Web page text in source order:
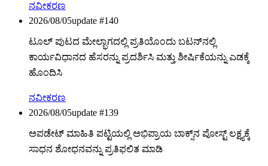
ನವೀಕರಣ
2026/08/05update #140
ಟೂಲ್ ಪುಟದ ಮೇಲ್ಭಾಗದಲ್ಲಿ ಪ್ರತಿಯೊಂದು ಬಟನ್‌ನಲ್ಲಿ
ಕಾರ್ಯವಿಧಾನದ ಹೆಸರನ್ನು ಪ್ರದರ್ಶಿಸಿ ಮತ್ತು ಶೀರ್ಷಿಕೆಯನ್ನು ಎಡಕ್ಕೆ
ಹೊಂದಿಸಿ
ನವೀಕರಣ
2026/08/05update #139
ಅಪಡೇಟ್ ಮಾಹಿತಿ ಪಟ್ಟಿಯಲ್ಲಿ ಅಭಿಪ್ರಾಯ ಬಾಕ್ಸ್‌ನ ಪೋಸ್ಟ್ ಲಕ್ಷ್ಯಕ್ಕೆ
ಸಾಧನ ಶೋಧನವನ್ನು ಪ್ರತಿಫಲಿತ ಮಾಡಿ